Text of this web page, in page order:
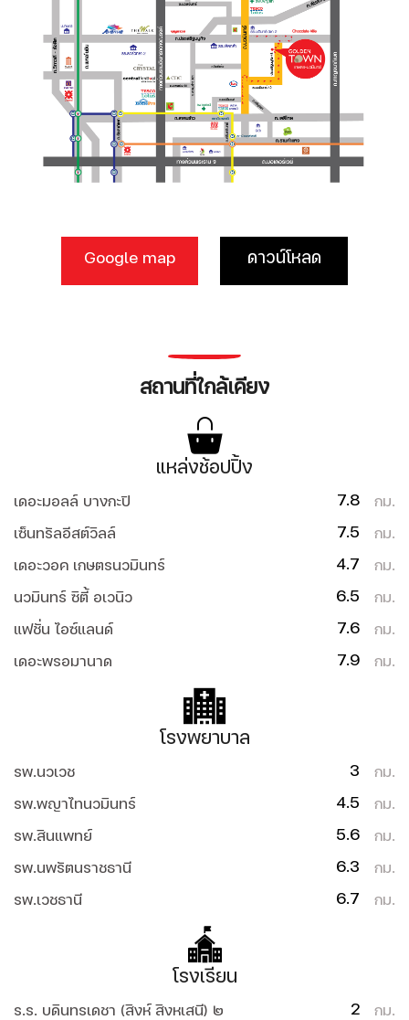
Google map ดาวน์โหลด
สถานที่ใกล้เคียง
แหล่งช้อปปิ้ง
เดอะมอลล์ บางกะปิ 7.8 กม.
เซ็นทรัลอีสต์วิลล์ 7.5 กม.
เดอะวอค เกษตรนวมินทร์ 4.7 กม.
นวมินทร์ ซิตี้ อเวนิว 6.5 กม.
แฟชั่น ไอซ์แลนด์ 7.6 กม.
เดอะพรอมานาด 7.9 กม.
โรงพยาบาล
รพ.นวเวช 3 กม.
รพ.พญาไทนวมินทร์ 4.5 กม.
รพ.สินแพทย์ 5.6 กม.
รพ.นพรัตนราชธานี 6.3 กม.
รพ.เวชธานี 6.7 กม.
โรงเรียน
ร.ร. บดินทรเดชา (สิงห์ สิงหเสนี) ๒ 2 กม.